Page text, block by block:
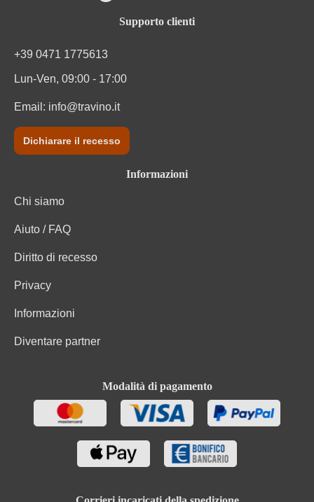
Supporto clienti
+39 0471 1775613
Lun-Ven, 09:00 - 17:00
Email: info@travino.it
Dichiarare il recesso
Informazioni
Chi siamo
Aiuto / FAQ
Diritto di recesso
Privacy
Informazioni
Diventare partner
Modalità di pagamento